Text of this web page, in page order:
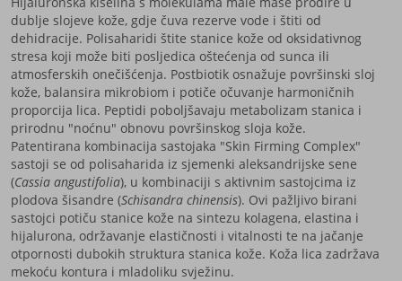
dublje slojeve kože, gdje čuva rezerve vode i štiti od
dehidracije. Polisaharidi štite stanice kože od oksidativnog
stresa koji može biti posljedica oštećenja od sunca ili
atmosferskih onečišćenja. Postbiotik osnažuje površinski sloj
kože, balansira mikrobiom i potiče očuvanje harmoničnih
proporcija lica. Peptidi poboljšavaju metabolizam stanica i
prirodnu "noćnu" obnovu površinskog sloja kože.
Patentirana kombinacija sastojaka "Skin Firming Complex"
sastoji se od polisaharida iz sjemenki aleksandrijske sene
(Cassia angustifolia), u kombinaciji s aktivnim sastojcima iz
plodova šisandre (Schisandra chinensis). Ovi pažljivo birani
sastojci potiču stanice kože na sintezu kolagena, elastina i
hijalurona, održavanje elastičnosti i vitalnosti te na jačanje
otpornosti dubokih struktura stanica kože. Koža lica zadržava
mekoću kontura i mladoliku svježinu.